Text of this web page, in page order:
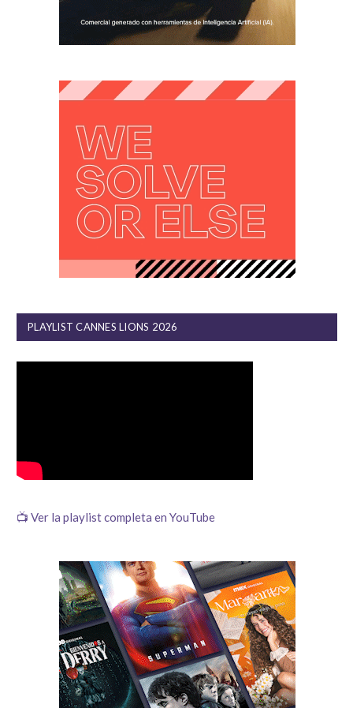
PLAYLIST CANNES LIONS 2026
📺 Ver la playlist completa en YouTube